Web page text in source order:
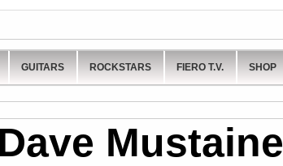
GUITARS ROCKSTARS FIERO T.V. SHOP
Mustaine